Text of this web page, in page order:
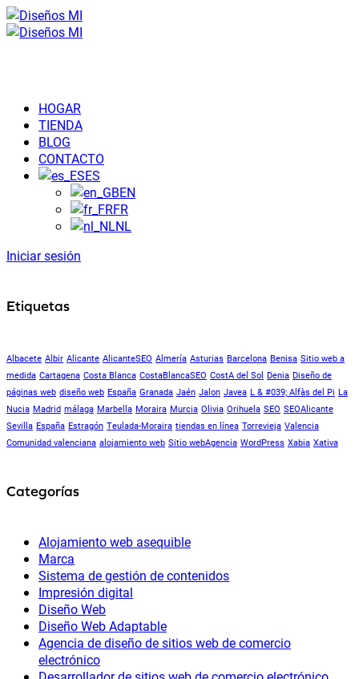
HOGAR
TIENDA
BLOG
CONTACTO
ES
EN
FR
NL
Iniciar sesión
Etiquetas
Albacete Albir Alicante AlicanteSEO Almería Asturias Barcelona Benisa Sitio web a
medida Cartagena Costa Blanca CostaBlancaSEO CostA del Sol Denia Diseño de
páginas web diseño web España Granada Jaén Jalon Javea L & #039; Alfàs del Pi La
Nucia Madrid málaga Marbella Moraira Murcia Olivia Orihuela SEO SEOAlicante
Sevilla España Estragón Teulada-Moraira tiendas en línea Torrevieja Valencia
Comunidad valenciana alojamiento web Sitio webAgencia WordPress Xabia Xativa
Categorías
Alojamiento web asequible
Marca
Sistema de gestión de contenidos
Impresión digital
Diseño Web
Diseño Web Adaptable
Agencia de diseño de sitios web de comercio
electrónico